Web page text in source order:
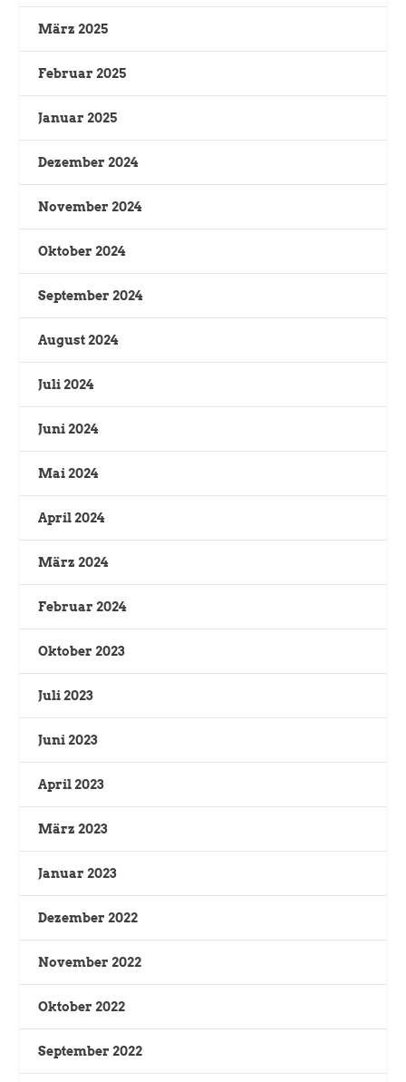
März 2025
Februar 2025
Januar 2025
Dezember 2024
November 2024
Oktober 2024
September 2024
August 2024
Juli 2024
Juni 2024
Mai 2024
April 2024
März 2024
Februar 2024
Oktober 2023
Juli 2023
Juni 2023
April 2023
März 2023
Januar 2023
Dezember 2022
November 2022
Oktober 2022
September 2022